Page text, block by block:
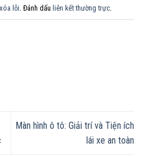
lỗi. Đánh dấu liên kết thường trực.
Màn hình ô tô: Giải trí và Tiện ích
lái xe an toàn